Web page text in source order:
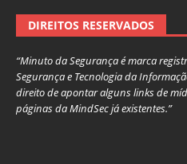
DIREITOS RESERVADOS
“Minuto da Segurança é marca
Segurança e Tecnologia da
direito de apontar alguns links de
páginas da MindSec já existentes.”